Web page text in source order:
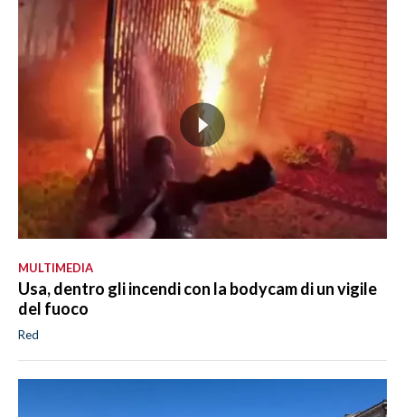
MULTIMEDIA
Usa, dentro gli incendi con la bodycam di un vigile
del fuoco
Red